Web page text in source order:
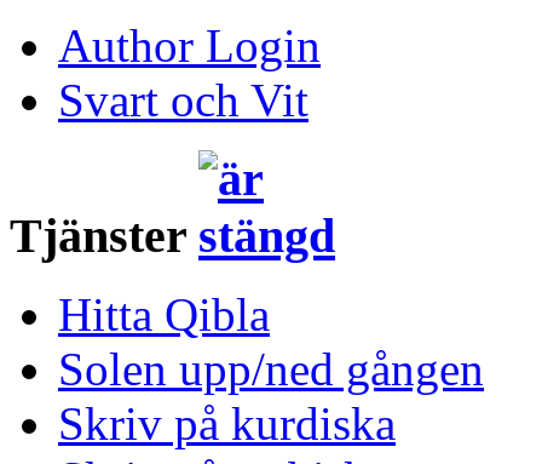
Author Login
Svart och Vit
Tjänster
Hitta Qibla
Solen upp/ned gången
Skriv på kurdiska